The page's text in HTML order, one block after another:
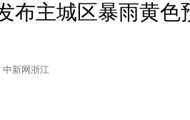
布主城区暴雨黄
中新网浙江